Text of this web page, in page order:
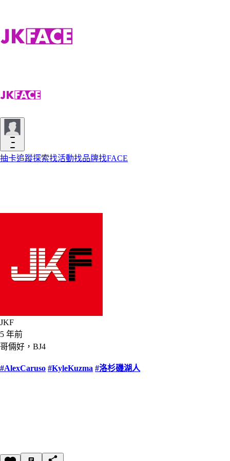
抽卡追蹤探索找活動找品牌找FACE
JKF
5 年前
哥倆好，BJ4
#AlexCaruso #KyleKuzma #洛杉磯湖人